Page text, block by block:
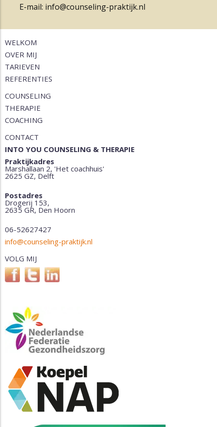
E-mail: info@counseling-praktijk.nl
WELKOM
OVER MIJ
TARIEVEN
REFERENTIES
COUNSELING
THERAPIE
COACHING
CONTACT
INTO YOU COUNSELING & THERAPIE
Praktijkadres
Marshallaan 2, 'Het coachhuis'
2625 GZ, Delft
Postadres
Drogerij 153,
2635 GR, Den Hoorn
06-52627427
info@counseling-praktijk.nl
VOLG MIJ